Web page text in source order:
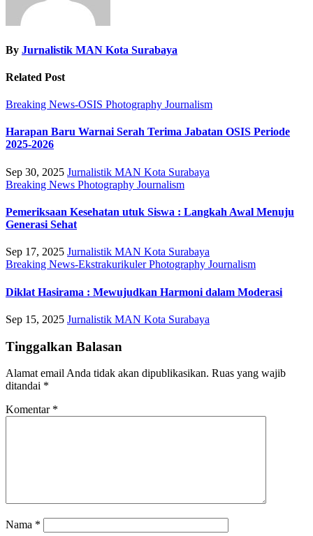
By Jurnalistik MAN Kota Surabaya
Related Post
Breaking News-OSIS Photography Journalism
Harapan Baru Warnai Serah Terima Jabatan OSIS Periode
2025-2026
Sep 30, 2025 Jurnalistik MAN Kota Surabaya
Breaking News Photography Journalism
Pemeriksaan Kesehatan utuk Siswa : Langkah Awal Menuju
Generasi Sehat
Sep 17, 2025 Jurnalistik MAN Kota Surabaya
Breaking News-EkstrakurikulerPhotography Journalism
Diklat Hasirama : Mewujudkan Harmoni dalam Moderasi
Sep 15, 2025 Jurnalistik MAN Kota Surabaya
Tinggalkan Balasan
Alamat email Anda tidak akan dipublikasikan. Ruas yang wajib
ditandai *
Komentar *
Nama *